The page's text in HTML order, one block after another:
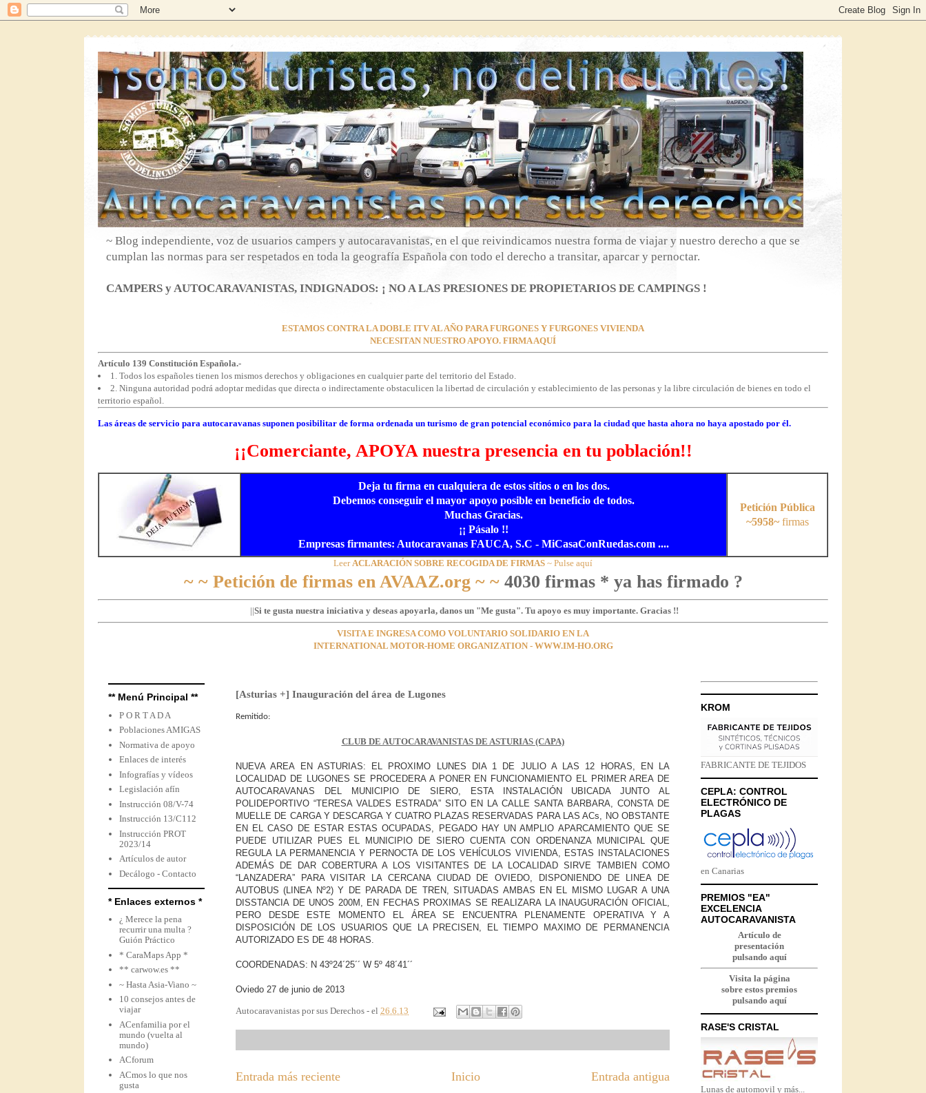
~ Blog independiente, voz de usuarios campers y autocaravanistas, en el que reivindicamos nuestra forma de viajar y nuestro derecho a que se
cumplan las normas para ser respetados en toda la geografía Española con todo el derecho a transitar, aparcar y pernoctar.
CAMPERS y AUTOCARAVANISTAS, INDIGNADOS: ¡ NO A LAS PRESIONES DE PROPIETARIOS DE CAMPINGS !
ESTAMOS CONTRA LA DOBLE ITV AL AÑO PARA FURGONES Y FURGONES VIVIENDA
NECESITAN NUESTRO APOYO. FIRMA AQUÍ
Artículo 139 Constitución Española.-
1. Todos los españoles tienen los mismos derechos y obligaciones en cualquier parte del territorio del Estado.
2. Ninguna autoridad podrá adoptar medidas que directa o indirectamente obstaculicen la libertad de circulación y establecimiento de las personas y la libre circulación de bienes en todo el
territorio español.
Las áreas de servicio para autocaravanas suponen posibilitar de forma ordenada un turismo de gran potencial económico para la ciudad que hasta ahora no haya apostado por él.
¡¡Comerciante, APOYA nuestra presencia en tu población!!
Deja tu firma en cualquiera de estos sitios o en los dos.
Debemos conseguir el mayor apoyo posible en beneficio de todos.
Muchas Gracias.
¡¡ Pásalo !!
Empresas firmantes: Autocaravanas FAUCA, S.C - MiCasaConRuedas.com ....
Petición Pública
~5958~firmas
LeerACLARACIÓN SOBRE RECOGIDA DE FIRMAS ~ Pulse aquí
~ ~ Petición de firmas en AVAAZ.org ~ ~4030 firmas * ya has firmado ?
||Si te gusta nuestra iniciativa y deseas apoyarla, danos un "Me gusta". Tu apoyo es muy importante. Gracias !!
VISITA E INGRESA COMO VOLUNTARIO SOLIDARIO EN LA
INTERNATIONAL MOTOR-HOME ORGANIZATION - WWW.IM-HO.ORG
[Asturias +] Inauguración del área de Lugones
Remitido:
CLUB DE AUTOCARAVANISTAS DE ASTURIAS (CAPA)
NUEVA AREA EN ASTURIAS: EL PROXIMO LUNES DIA 1 DE JULIO A LAS 12 HORAS, EN LA
LOCALIDAD DE LUGONES SE PROCEDERA A PONER EN FUNCIONAMIENTO EL PRIMER AREA DE
AUTOCARAVANAS DEL MUNICIPIO DE SIERO, ESTA INSTALACIÓN UBICADA JUNTO AL
POLIDEPORTIVO “TERESA VALDES ESTRADA” SITO EN LA CALLE SANTA BARBARA, CONSTA DE
MUELLE DE CARGA Y DESCARGA Y CUATRO PLAZAS RESERVADAS PARA LAS ACs, NO OBSTANTE
EN EL CASO DE ESTAR ESTAS OCUPADAS, PEGADO HAY UN AMPLIO APARCAMIENTO QUE SE
PUEDE UTILIZAR PUES EL MUNICIPIO DE SIERO CUENTA CON ORDENANZA MUNICIPAL QUE
REGULA LA PERMANENCIA Y PERNOCTA DE LOS VEHÍCULOS VIVIENDA, ESTAS INSTALACIONES
ADEMÁS DE DAR COBERTURA A LOS VISITANTES DE LA LOCALIDAD SIRVE TAMBIEN COMO
“LANZADERA” PARA VISITAR LA CERCANA CIUDAD DE OVIEDO, DISPONIENDO DE LINEA DE
AUTOBUS (LINEA Nº2) Y DE PARADA DE TREN, SITUADAS AMBAS EN EL MISMO LUGAR A UNA
DISSTANCIA DE UNOS 200M, EN FECHAS PROXIMAS SE REALIZARA LA INAUGURACIÓN OFICIAL,
PERO DESDE ESTE MOMENTO EL ÁREA SE ENCUENTRA PLENAMENTE OPERATIVA Y A
DISPOSICIÓN DE LOS USUARIOS QUE LA PRECISEN, EL TIEMPO MAXIMO DE PERMANENCIA
AUTORIZADO ES DE 48 HORAS.
COORDENADAS: N 43º24´25´´ W 5º 48´41´´
Oviedo 27 de junio de 2013
Autocaravanistas por sus Derechos - el 26.6.13
Entrada más reciente Entrada antigua
Inicio
** Menú Principal **
P O R T A D A
Poblaciones AMIGAS
Normativa de apoyo
Enlaces de interés
Infografías y vídeos
Legislación afín
Instrucción 08/V-74
Instrucción 13/C112
Instrucción PROT
2023/14
Artículos de autor
Decálogo - Contacto
* Enlaces externos *
¿ Merece la pena
recurrir una multa ?
Guión Práctico
* CaraMaps App *
** carwow.es **
~ Hasta Asia-Viano ~
10 consejos antes de
viajar
ACenfamilia por el
mundo (vuelta al
mundo)
ACforum
ACmos lo que nos
gusta
KROM
FABRICANTE DE TEJIDOS
CEPLA: CONTROL
ELECTRÓNICO DE
PLAGAS
en Canarias
PREMIOS "EA"
EXCELENCIA
AUTOCARAVANISTA
Artículo de
presentación
pulsando aquí
Visita la página
sobre estos premios
pulsando aquí
RASE'S CRISTAL
Lunas de automovil y más...